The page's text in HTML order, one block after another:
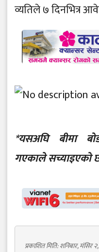
व्यतिले ७ दिनभित्र
*यसअघि बीमा
गएकाले सच्याइएको
प्रकाशित मिति: शनिबार, मंसिर